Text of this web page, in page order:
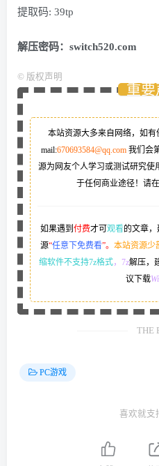
提取码: 39tp
解压密码：switch520.com
© 版权声明
重要
本站资源大多来自网络，如
mail:670693584@qq.com 我们会
源为网友个人学习或测试研究使
于任何商业途径！请
如果遇到 付费才可 观看的文章，
源“任意下免费看”。 本站资源少
缩软件不支持7z格式，7z解压，
议下载
THE
PC游戏
喜欢就支